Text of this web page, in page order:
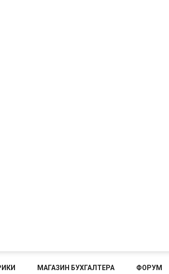
МАГАЗИН БУХГАЛТЕРА ФОРУМ